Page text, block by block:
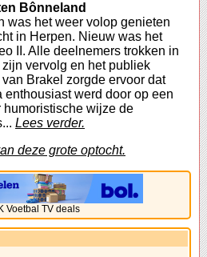
Bônneland
was het weer volop genieten
in Herpen. Nieuw was het
II. Alle deelnemers trokken in
vervolg en het publiek
Brakel zorgde ervoor dat
enthousiast werd door op een
humoristische wijze de
Lees verder.
deze grote optocht.